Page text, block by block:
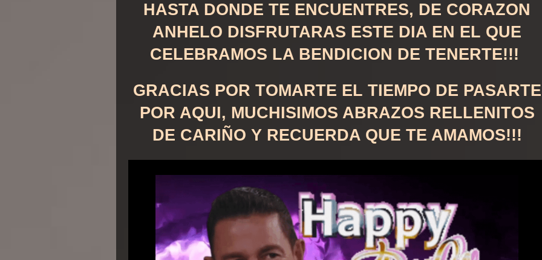
HASTA DONDE TE ENCUENTRES, DE CORAZON
ANHELO DISFRUTARAS ESTE DIA EN EL QUE
CELEBRAMOS LA BENDICION DE TENERTE!!!
GRACIAS POR TOMARTE EL TIEMPO DE PASARTE
POR AQUI, MUCHISIMOS ABRAZOS RELLENITOS
DE CARIÑO Y RECUERDA QUE TE AMAMOS!!!